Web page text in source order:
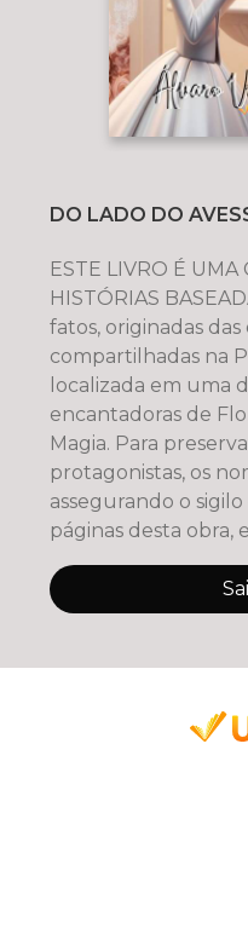
DO LADO DO
ESTE LIVRO É UMA
HISTÓRIAS
fatos, originadas
compartilhadas na
localizada em uma
encantadoras de
Magia. Para
protagonistas, os
assegurando o
páginas desta obra,
refletem